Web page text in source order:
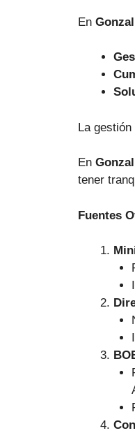
En
La
En
tener
Fuentes